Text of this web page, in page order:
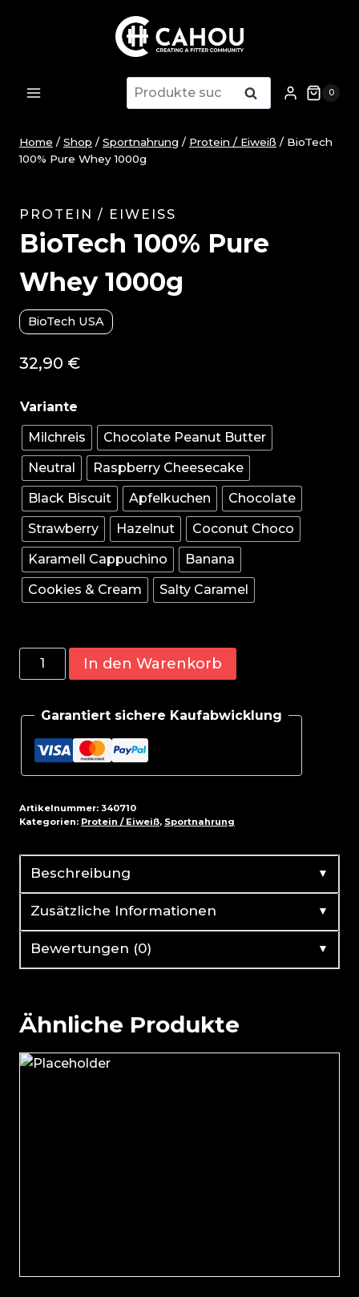
Suche
nach:
Suche 0
Home / Shop / Sportnahrung / Protein / Eiweiß / BioTech
100% Pure Whey 1000g
PROTEIN / EIWEISS
BioTech 100% Pure
Whey 1000g
BioTech USA
32,90 €
Milchreis
Chocolate Peanut Butter
Neutral
Raspberry Cheesecake
Black Biscuit
Apfelkuchen
Chocolate
Strawberry
Hazelnut
Coconut Choco
Karamell Cappuchino
Banana
Cookies & Cream
Salty Caramel
BioTech
100%
Whey
1000g
Menge
In den Warenkorb
Garantiert sichere Kaufabwicklung
Artikelnummer: 340710
Kategorien: Protein / Eiweiß, Sportnahrung
Beschreibung ▼
Zusätzliche Informationen ▼
Bewertungen (0) ▼
Ähnliche Produkte